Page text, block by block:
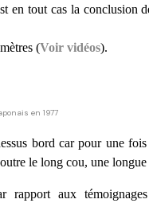
en tout cas la conclusion
(Voir vidéos).
en 1977
bord car pour une
le long cou, une longue
aux